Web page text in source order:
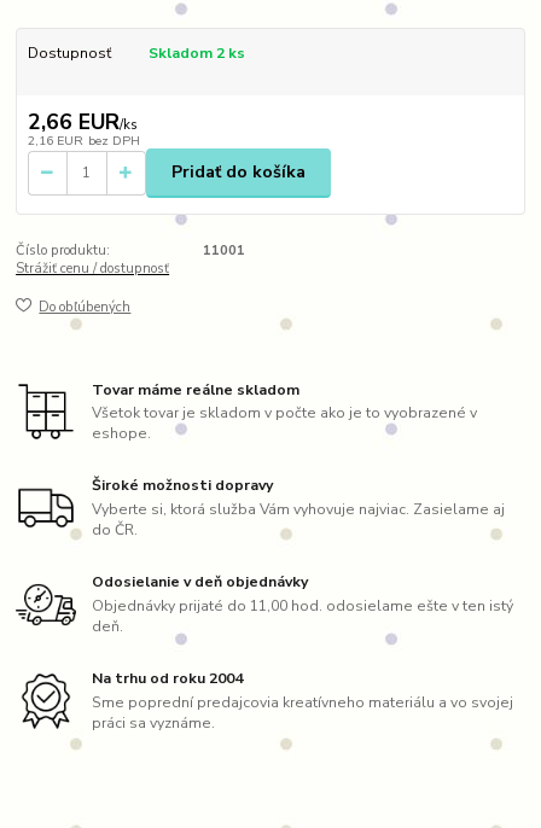
Dostupnosť Skladom 2 ks
2,66 EUR/ks
2,16 EUR bez DPH
Pridať do košíka
Číslo produktu:
11001
Strážiť cenu / dostupnosť
Do obľúbených
Tovar máme reálne skladom
Všetok tovar je skladom v počte ako je to vyobrazené v
eshope.
Široké možnosti dopravy
Vyberte si, ktorá služba Vám vyhovuje najviac. Zasielame aj
do ČR.
Odosielanie v deň objednávky
Objednávky prijaté do 11,00 hod. odosielame ešte v ten istý
deň.
Na trhu od roku 2004
Sme poprední predajcovia kreatívneho materiálu a vo svojej
práci sa vyznáme.